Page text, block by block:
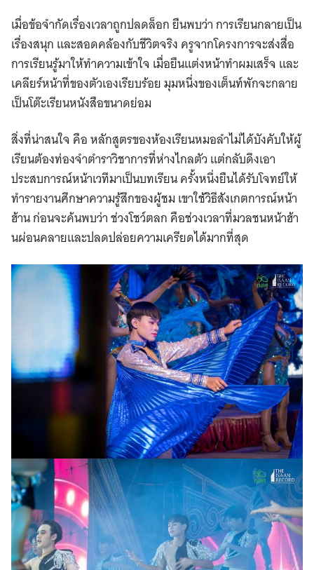
เมื่อข้อจำกัดเรื่องเวลาถูกปลดล็อก ยืนพบว่า การเรียนกลายเป็น
เรื่องสนุก และสอดคล้องกับชีวิตจริง ครูจากโครงการจะส่งสื่อ
การเรียนรู้มาให้ทำความเข้าใจ เมื่อยืนแต่งหน้าทำผมเสร็จ และ
เคลียร์หน้าที่ของตัวเองเรียบร้อย มุมหนึ่งของเต็นท์พักจะกลาย
เป็นโต๊ะเรียนหนังสือขนาดย่อม
สิ่งที่น่าสนใจ คือ หลักสูตรของห้องเรียนหมอลำไม่ได้บังคับให้ผู้
เรียนต้องท่องจำตำราวิชาการที่ห่างไกลตัว แต่กลับดึงเอา
ประสบการณ์หน้าเวทีมาเป็นบทเรียน ครั้งหนึ่งยืนได้รับโจทย์ให้
ทำรายงานศึกษาความรู้สึกของผู้ชม เขาใช้วิธีสังเกตการณ์หน้า
ฮ้าน ก่อนจะค้นพบว่า ช่วงโชว์ตลก คือช่วงเวลาที่มวลชนหน้าฮ้า
นผ่อนคลายและปลดปล่อยความเครียดได้มากที่สุด